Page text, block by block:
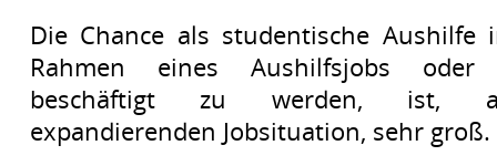
Die Chance als studentische Aushilfe
Rahmen eines Aushilfsjobs oder
beschäftigt zu werden, ist,
expandierenden Jobsituation, sehr groß.